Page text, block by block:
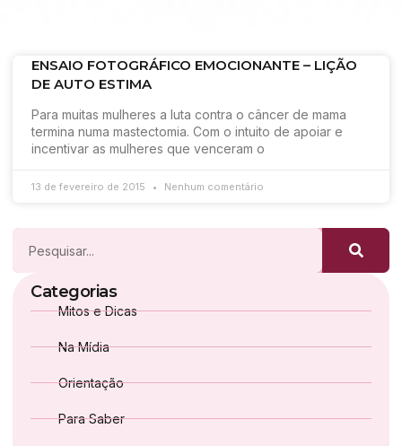
ENSAIO FOTOGRÁFICO EMOCIONANTE – LIÇÃO
DE AUTO ESTIMA
Para muitas mulheres a luta contra o câncer de mama
termina numa mastectomia. Com o intuito de apoiar e
incentivar as mulheres que venceram o
13 de fevereiro de 2015 Nenhum comentário
Categorias
Mitos e Dicas
Na Mídia
Orientação
Para Saber